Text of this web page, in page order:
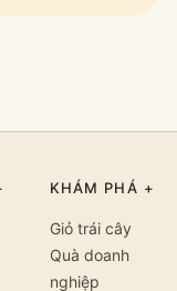
KHÁM PHÁ +
Giỏ trái cây
Quà doanh
nghiệp